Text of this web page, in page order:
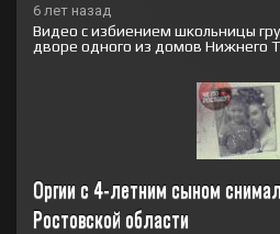
6 лет назад
Видео с избиением школьницы
дворе одного из домов Нижнего
Оргии с 4-летним сыном
Ростовской области